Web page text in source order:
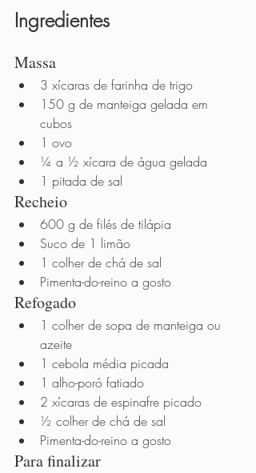
Ingredientes
Massa
3 xícaras de farinha de trigo
150 g de manteiga gelada em
cubos
1 ovo
¼ a ½ xícara de água gelada
1 pitada de sal
Recheio
600 g de filés de tilápia
Suco de 1 limão
1 colher de chá de sal
Pimenta-do-reino a gosto
Refogado
1 colher de sopa de manteiga ou
azeite
1 cebola média picada
1 alho-poró fatiado
2 xícaras de espinafre picado
½ colher de chá de sal
Pimenta-do-reino a gosto
Para finalizar